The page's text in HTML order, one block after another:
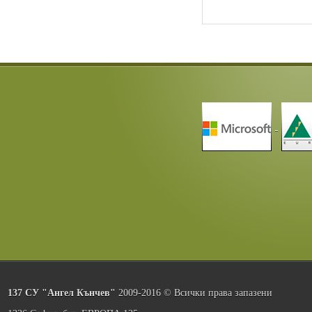
137 СУ "Ангел Кънчев" 2009-2016 © Всички права запазени